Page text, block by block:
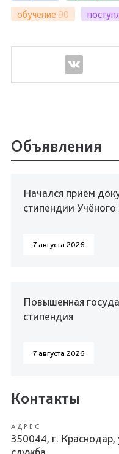
обучение 90
Объявления
Начался приём
стипендии
7 августа 2026
Повышенная
стипендия
7 августа 2026
Контакты
АДРЕС
350044, г. Краснодар,